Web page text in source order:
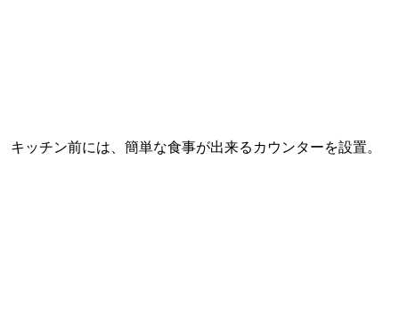
キッチン前には、簡単な食事が出来るカウンターを設置。